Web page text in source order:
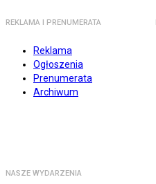
REKLAMA I PRENUMERATA
Reklama
Ogłoszenia
Prenumerata
Archiwum
NASZE WYDARZENIA